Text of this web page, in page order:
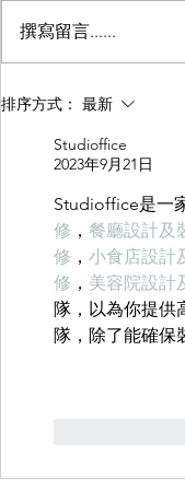
正常施工前，首先要
地的表面進行基礎
保證我們的工程能夠
等雜質，避免這些
整度和效果。 ...
撰寫留言......
排序方式： 最新
Studioffice
2023年9月21日
Studioffice是一
修 ， 餐廳設計及
修 ， 小食店設計
修 ， 美容院設計
隊，以為你提供
隊，除了能確保